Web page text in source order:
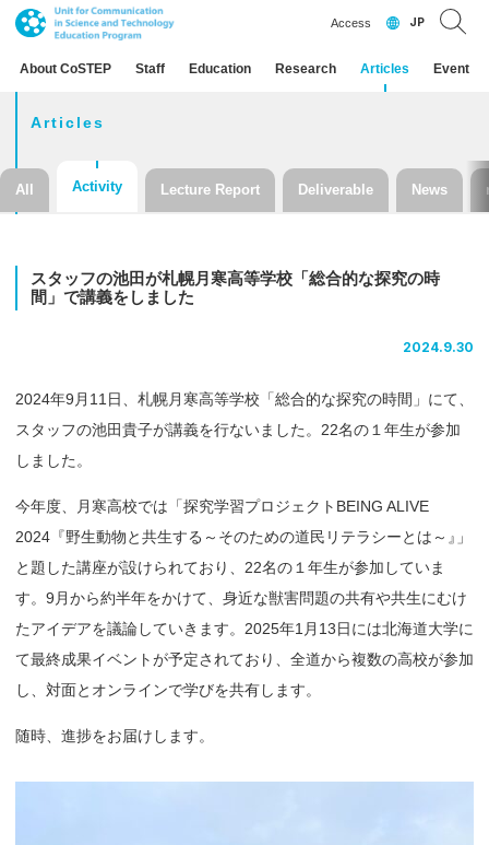
About CoSTEP Staff Education Research Articles Event
Access JP
Articles
All Activity Lecture Report Deliverable News
スタッフの池田が札幌月寒高等学校 「総合的な探究の時
間」 で講義を しました
2024.9.30
2024年9月11日、札幌月寒高等学校「総合的な探究の時間」にて、
スタッフの池田貴子が講義を行ないました。22名の１年生が参加
しました。
今年度、月寒高校では「探究学習プロジェクトBEING ALIVE
2024『野生動物と共生する～そのための道民リテラシーとは～ 』 」
と題した講座が設けられており、22名の１年生が参加していま
す。9月から約半年をかけて、身近な獣害問題の共有や共生にむけ
たアイデアを議論していきます。2025年1月13日には北海道大学に
て最終成果イベントが予定されており、全道から複数の高校が参加
し、対面とオンラインで学びを共有します。
随時、進捗をお届けします。